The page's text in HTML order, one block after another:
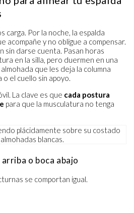
carga. Por la noche, la espalda
acompañe y no obligue a compensar.
sin darse cuenta. Pasan horas
en la silla, pero duermen en una
que les deja la columna
el cuello sin apoyo.
La clave es que cada postura
para que la musculatura no tenga
o boca abajo
se comportan igual.